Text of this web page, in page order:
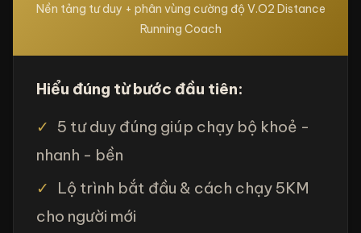
Nền tảng tư duy + phân vùng cường độ V.O2 Distance
Running Coach
Hiểu đúng từ bước đầu tiên:
✓ 5 tư duy đúng giúp chạy bộ khoẻ -
nhanh - bền
✓
Lộ trình bắt đầu & cách chạy 5KM
cho người mới